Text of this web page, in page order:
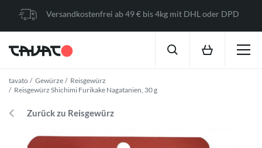
Versandkostenfrei ab 49 € bis 4kg mit DHL oder DPD
tavato Gewürze
Reisgewürz
Reisgewürz Shichimi Furikake Nagatanien, 30 g
Zurück zu Reisgewürz